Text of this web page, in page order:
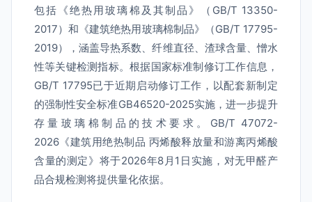
包括《绝热用玻璃棉及其制品》（GB/T 13350-
2017）和《建筑绝热用玻璃棉制品》（GB/T 17795-
2019），涵盖导热系数、纤维直径、渣球含量、憎水
性等关键检测指标。根据国家标准制修订工作信息，
GB/T 17795已于近期启动修订工作，以配套新制定
的强制性安全标准GB46520-2025实施，进一步提升
存量玻璃棉制品的技术要求。GB/T 47072-
2026《建筑用绝热制品 丙烯酸释放量和游离丙烯酸
含量的测定》将于2026年8月1日实施，对无甲醛产
品合规检测将提供量化依据。